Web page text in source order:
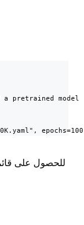
pretrained
للحصول على